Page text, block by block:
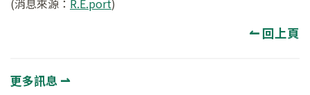
↼ 回上頁
更多訊息 ⇀